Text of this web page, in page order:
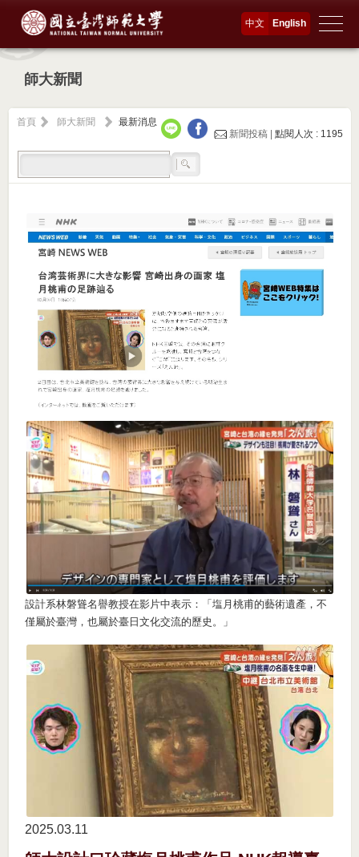
English
中文
師大新聞
首頁 師大新聞
最新消息
新聞投稿 |點閱人次 : 1195
設計系林磐聳名譽教授在影片中表示：「塩月桃甫的藝術遺產，不
僅屬於臺灣，也屬於臺日文化交流的歷史。」
2025.03 11